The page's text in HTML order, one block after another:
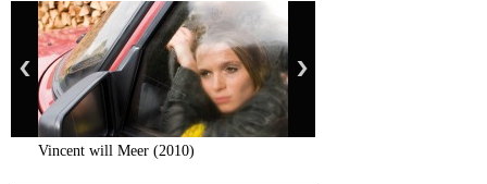
Vincent will Meer (2010)